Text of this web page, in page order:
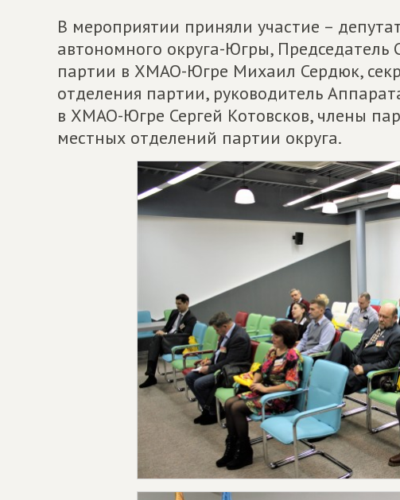
В мероприятии приняли участие –
автономного округа-Югры, Председатель
партии в ХМАО-Югре Михаил Сердюк,
отделения партии, руководитель
в ХМАО-Югре Сергей Котовсков, члены
местных отделений партии округа.